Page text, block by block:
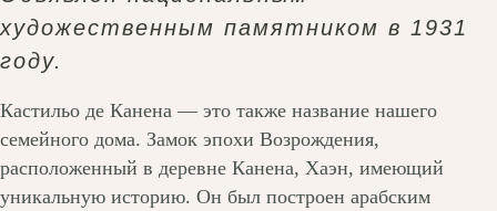
художественным памятником в 1931
году.
Кастильо де Канена — это также название нашего
семейного дома. Замок эпохи Возрождения,
расположенный в деревне Канена, Хаэн, имеющий
уникальную историю. Он был построен арабским